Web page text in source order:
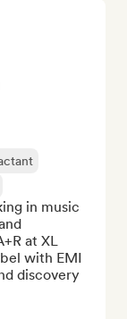
in music
at XL
with EMI
discovery